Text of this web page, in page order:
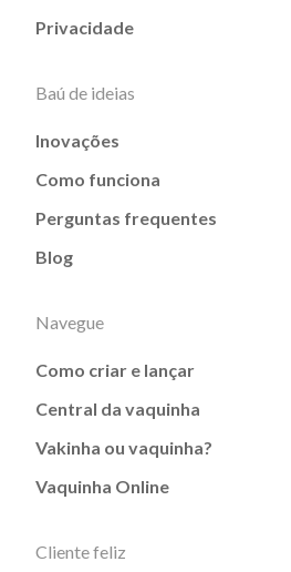
Privacidade
Baú de ideias
Inovações
Como funciona
Perguntas frequentes
Blog
Navegue
Como criar e lançar
Central da vaquinha
Vakinha ou vaquinha?
Vaquinha Online
Cliente feliz